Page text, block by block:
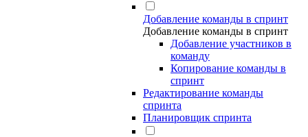
Добавление команды в спринт
Добавление команды в спринт
Добавление участников в
команду
Копирование команды в
спринт
Редактирование команды
спринта
Планировщик спринта